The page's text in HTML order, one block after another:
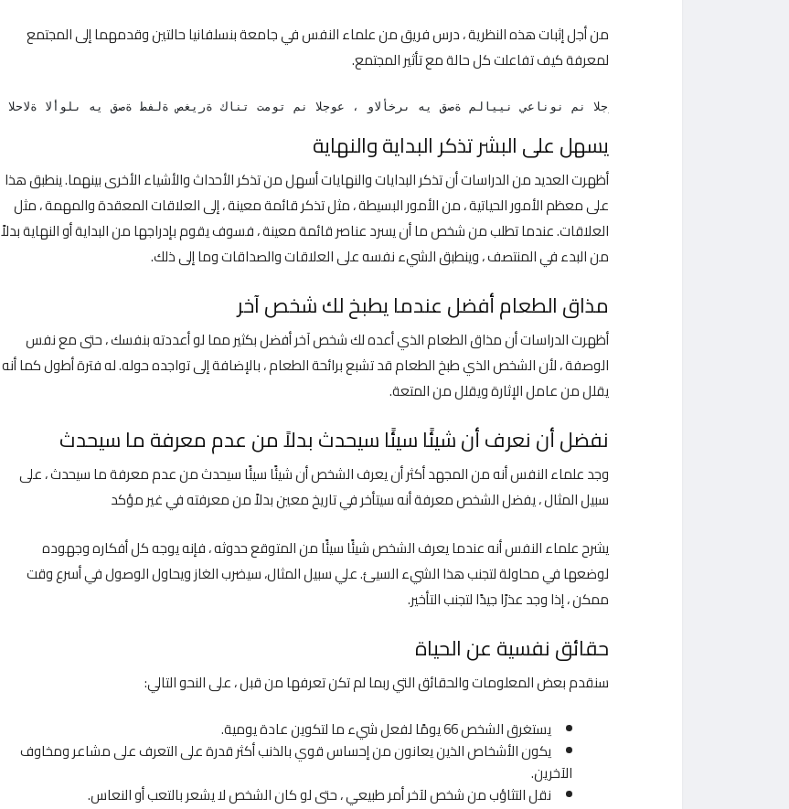
من أجل إثبات هذه النظرية ، درس فريق من علماء النفس في جامعة بنسلفانيا حالتين وقدمهما إلى المجتمع
لمعرفة كيف تفاعلت كل حالة مع تأثير المجتمع.
من ضعف عدد الفتيات الصغيرات اللائي كن يتضورن جوعاً. وهكذا ، يثبت البحث أن الأنا تتأثر بحجم المشكلة المعروضة.
يسهل على البشر تذكر البداية والنهاية
أظهرت العديد من الدراسات أن تذكر البدايات والنهايات أسهل من تذكر الأحداث والأشياء الأخرى بينهما. ينطبق هذا
على معظم الأمور الحياتية ، من الأمور البسيطة ، مثل تذكر قائمة معينة ، إلى العلاقات المعقدة والمهمة ، مثل
العلاقات. عندما تطلب من شخص ما أن يسرد عناصر قائمة معينة ، فسوف يقوم بإدراجها من البداية أو النهاية بدلاً
من البدء في المنتصف ، وينطبق الشيء نفسه على العلاقات والصداقات وما إلى ذلك.
مذاق الطعام أفضل عندما يطبخ لك شخص آخر
أظهرت الدراسات أن مذاق الطعام الذي أعده لك شخص آخر أفضل بكثير مما لو أعددته بنفسك ، حتى مع نفس
الوصفة ، لأن الشخص الذي طبخ الطعام قد تشبع برائحة الطعام ، بالإضافة إلى تواجده حوله. له فترة أطول كما أنه
يقلل من عامل الإثارة ويقلل من المتعة.
نفضل أن نعرف أن شيئًا سيئًا سيحدث بدلاً من عدم معرفة ما سيحدث
وجد علماء النفس أنه من المجهد أكثر أن يعرف الشخص أن شيئًا سيئًا سيحدث من عدم معرفة ما سيحدث ، على
سبيل المثال ، يفضل الشخص معرفة أنه سيتأخر في تاريخ معين بدلاً من معرفته في غير مؤكد
يشرح علماء النفس أنه عندما يعرف الشخص شيئًا سيئًا من المتوقع حدوثه ، فإنه يوجه كل أفكاره وجهوده
لوضعها في محاولة لتجنب هذا الشيء السيئ. علي سبيل المثال، سيضرب الغاز ويحاول الوصول في أسرع وقت
ممكن ، إذا وجد عذرًا جيدًا لتجنب التأخير.
حقائق نفسية عن الحياة
سنقدم بعض المعلومات والحقائق التي ربما لم تكن تعرفها من قبل ، على النحو التالي:
يستغرق الشخص 66 يومًا لفعل شيء ما لتكوين عادة يومية.
يكون الأشخاص الذين يعانون من إحساس قوي بالذنب أكثر قدرة على التعرف على مشاعر ومخاوف
الآخرين.
نقل التثاؤب من شخص لآخر أمر طبيعي ، حتى لو كان الشخص لا يشعر بالتعب أو النعاس.